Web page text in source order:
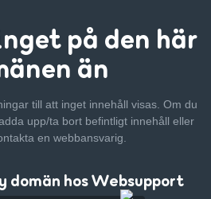
på den här
än
till att inget innehåll visas. Om du
upp/ta bort befintligt innehåll eller
en webbansvarig.
domän hos Websupport